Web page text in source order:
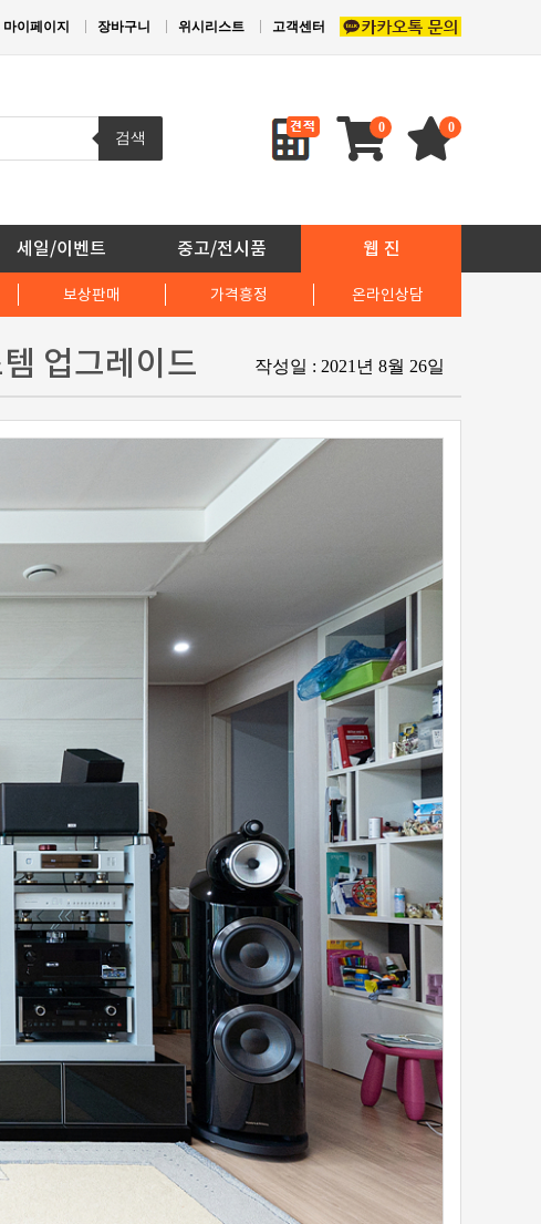
마이페이지 장바구니 위시리스트 고객센터
검색
0 0
세일/이벤트 중고/전시품 웹 진
보상판매 가격흥정 온라인상담
업그레이드 작성일 : 2021년 8월 26일